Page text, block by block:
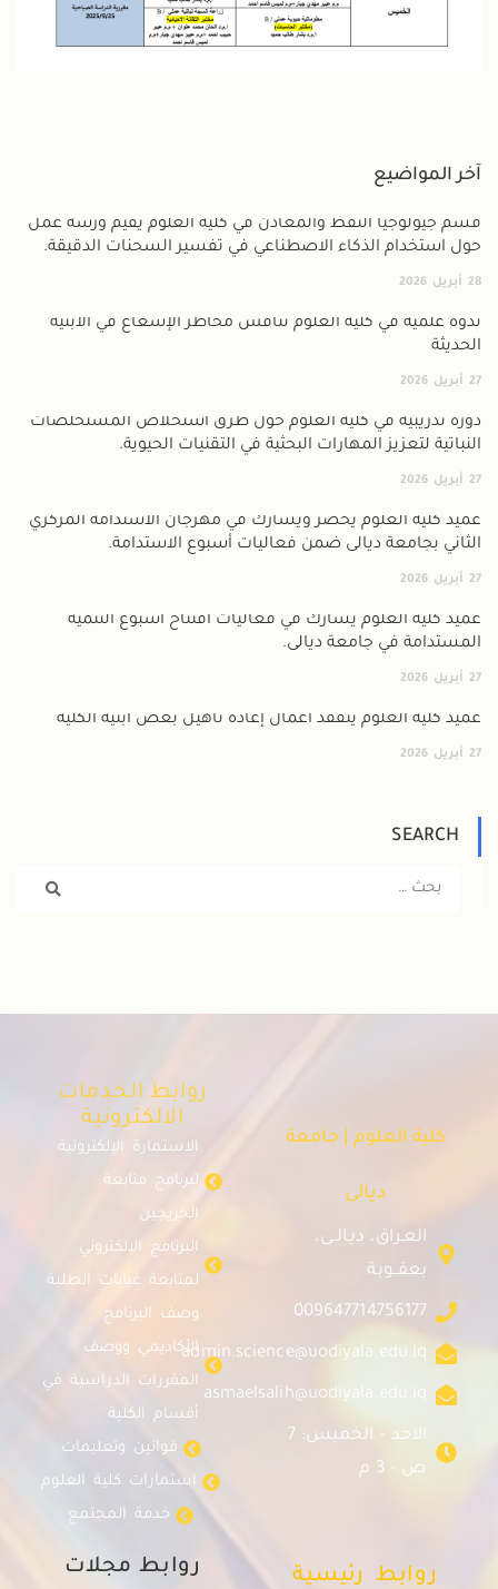
آخر المواضيع
قسم جيولوجيا النفط والمعادن في كلية العلوم يقيم ورشة عمل
حول استخدام الذكاء الاصطناعي في تفسير السحنات الدقيقة.
28 أبريل 2026
ندوة علمية في كلية العلوم تناقش مخاطر الإشعاع في الأبنية
الحديثة
27 أبريل 2026
دورة تدريبية في كلية العلوم حول طرق استخلاص المستخلصات
النباتية لتعزيز المهارات البحثية في التقنيات الحيوية.
27 أبريل 2026
عميد كلية العلوم يحضر ويشارك في مهرجان الاستدامة المركزي
الثاني بجامعة ديالى ضمن فعاليات أسبوع الاستدامة.
27 أبريل 2026
عميد كلية العلوم يشارك في فعاليات افتتاح أسبوع التنمية
المستدامة في جامعة ديالى.
27 أبريل 2026
عميد كلية العلوم يتفقد أعمال إعادة تأهيل بعض أبنية الكلية
27 أبريل 2026
SEARCH
كلية العلوم | جامعة
ديالى
العـراق، ديـالــى،
بعقــوبة
009647714756177
admin.science@uodiyala.edu.iq
asmaelsalih@uodiyala.edu.iq
الاحد - الخميس: 7
ص - 3 م
روابط رئيسية
روابط الخدمات
الالكترونية
الاستمارة الإلكترونية
لبرنامج متابعة
الخريجين
البرنامج الإلكتروني
لمتابعة غيابات الطلبة
وصف البرنامج
الأكاديمي ووصف
المقررات الدراسية في
أقسام الكلية
قوانين وتعليمات
استمارات كلية العلوم
خدمة المجتمع
روابط مجلات